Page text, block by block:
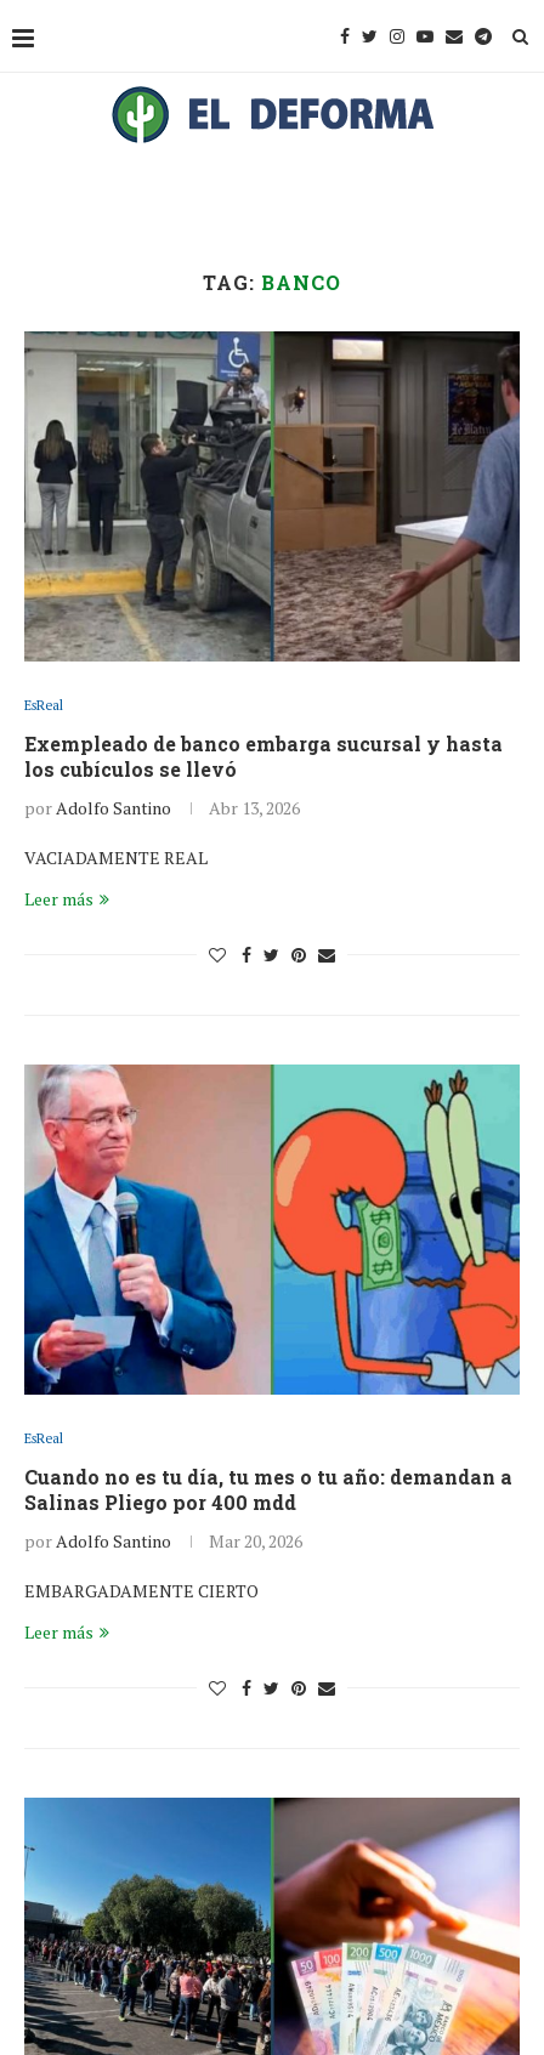
TAG: BANCO
EsReal
Exempleado de banco embarga sucursal y hasta
los cubículos se llevó
porAdolfo Santino Abr 13, 2026
VACIADAMENTE REAL
Leer más
EsReal
Cuando no es tu día, tu mes o tu año: demandan a
Salinas Pliego por 400 mdd
porAdolfo Santino Mar 20, 2026
EMBARGADAMENTE CIERTO
Leer más